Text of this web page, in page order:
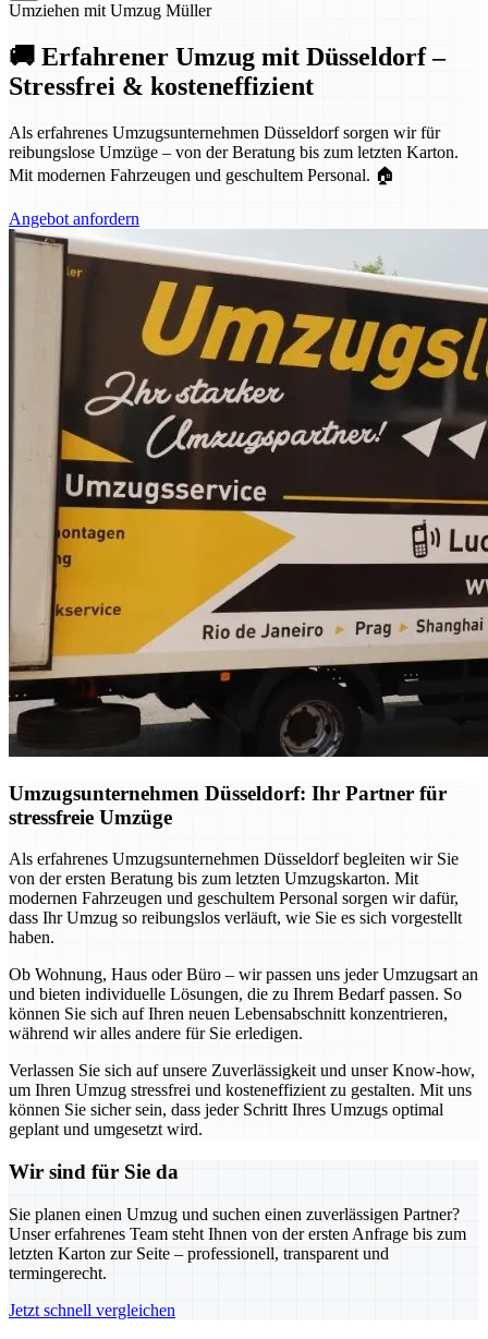
Umziehen mit Umzug Müller
🚚 Erfahrener Umzug mit Düsseldorf –
Stressfrei & kosteneffizient
Als erfahrenes Umzugsunternehmen Düsseldorf sorgen wir für
reibungslose Umzüge – von der Beratung bis zum letzten Karton.
Mit modernen Fahrzeugen und geschultem Personal. 🏠
Angebot anfordern
Umzugsunternehmen Düsseldorf: Ihr Partner für
stressfreie Umzüge
Als erfahrenes Umzugsunternehmen Düsseldorf begleiten wir Sie
von der ersten Beratung bis zum letzten Umzugskarton. Mit
modernen Fahrzeugen und geschultem Personal sorgen wir dafür,
dass Ihr Umzug so reibungslos verläuft, wie Sie es sich vorgestellt
haben.
Ob Wohnung, Haus oder Büro – wir passen uns jeder Umzugsart an
und bieten individuelle Lösungen, die zu Ihrem Bedarf passen. So
können Sie sich auf Ihren neuen Lebensabschnitt konzentrieren,
während wir alles andere für Sie erledigen.
Verlassen Sie sich auf unsere Zuverlässigkeit und unser Know-how,
um Ihren Umzug stressfrei und kosteneffizient zu gestalten. Mit uns
können Sie sicher sein, dass jeder Schritt Ihres Umzugs optimal
geplant und umgesetzt wird.
Wir sind für Sie da
Sie planen einen Umzug und suchen einen zuverlässigen Partner?
Unser erfahrenes Team steht Ihnen von der ersten Anfrage bis zum
letzten Karton zur Seite – professionell, transparent und
termingerecht.
Jetzt schnell vergleichen